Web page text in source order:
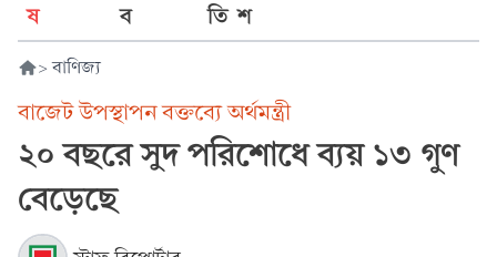
ষ
ব
তি শ
> বাণিজ্য
বাজেট উপস্থাপন বক্তব্যে অর্থমন্ত্রী
২০ বছরে সুদ পরিশোধে ব্যয় ১৩ গুণ
বেড়েছে